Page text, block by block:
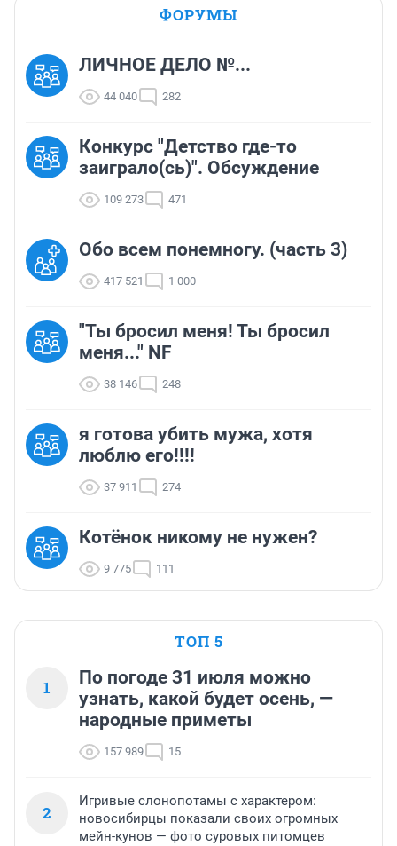
ФОРУМЫ
ЛИЧНОЕ ДЕЛО №...
44 040 282
Конкурс "Детство где-то
заиграло(сь)". Обсуждение
109 273 471
Обо всем понемногу. (часть 3)
417 521 1 000
"Ты бросил меня! Ты бросил
меня..." NF
38 146 248
я готова убить мужа, хотя
люблю его!!!!
37 911 274
Котёнок никому не нужен?
9 775 111
ТОП 5
1
По погоде 31 июля можно
узнать, какой будет осень, —
народные приметы
157 989 15
2
Игривые слонопотамы с характером:
новосибирцы показали своих огромных
мейн-кунов — фото суровых питомцев